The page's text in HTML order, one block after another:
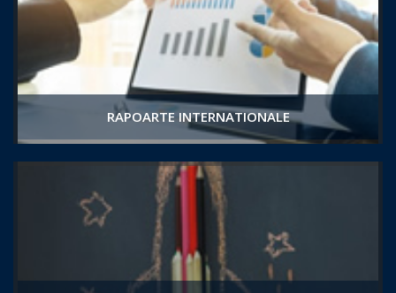
RAPOARTE INTERNATIONALE